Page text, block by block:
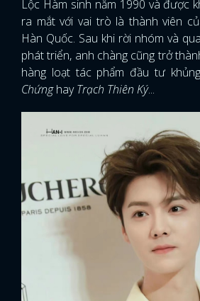
Lộc Hàm sinh năm 1990 và được
ra mắt với vai trò là thành viên
Hàn Quốc. Sau khi rời nhóm và
phát triển, anh chàng cũng trở
hàng loạt tác phẩm đầu tư
ChứnghayTrạch Thiên Ký...